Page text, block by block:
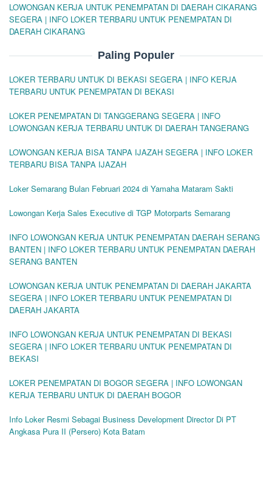
LOWONGAN KERJA UNTUK PENEMPATAN DI DAERAH CIKARANG
SEGERA | INFO LOKER TERBARU UNTUK PENEMPATAN DI
DAERAH CIKARANG
Paling Populer
LOKER TERBARU UNTUK DI BEKASI SEGERA | INFO KERJA
TERBARU UNTUK PENEMPATAN DI BEKASI
LOKER PENEMPATAN DI TANGGERANG SEGERA | INFO
LOWONGAN KERJA TERBARU UNTUK DI DAERAH TANGERANG
LOWONGAN KERJA BISA TANPA IJAZAH SEGERA | INFO LOKER
TERBARU BISA TANPA IJAZAH
Loker Semarang Bulan Februari 2024 di Yamaha Mataram Sakti
Lowongan Kerja Sales Executive di TGP Motorparts Semarang
INFO LOWONGAN KERJA UNTUK PENEMPATAN DAERAH SERANG
BANTEN | INFO LOKER TERBARU UNTUK PENEMPATAN DAERAH
SERANG BANTEN
LOWONGAN KERJA UNTUK PENEMPATAN DI DAERAH JAKARTA
SEGERA | INFO LOKER TERBARU UNTUK PENEMPATAN DI
DAERAH JAKARTA
INFO LOWONGAN KERJA UNTUK PENEMPATAN DI BEKASI
SEGERA | INFO LOKER TERBARU UNTUK PENEMPATAN DI
BEKASI
LOKER PENEMPATAN DI BOGOR SEGERA | INFO LOWONGAN
KERJA TERBARU UNTUK DI DAERAH BOGOR
Info Loker Resmi Sebagai Business Development Director Di PT
Angkasa Pura II (Persero) Kota Batam